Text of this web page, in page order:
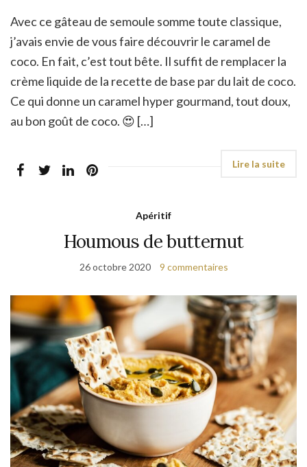
Avec ce gâteau de semoule somme toute classique,
j’avais envie de vous faire découvrir le caramel de
coco. En fait, c’est tout bête. Il suffit de remplacer la
crème liquide de la recette de base par du lait de coco.
Ce qui donne un caramel hyper gourmand, tout doux,
au bon goût de coco. 😍 […]
Apéritif
Houmous de butternut
26 octobre 2020 9 commentaires